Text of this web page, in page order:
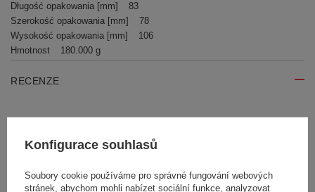
Długość opakowania [mm]
83
Szerokość opakowania [mm]
78
Wysokość opakowania [mm]
106
Hmotnost
180.000 g
RECENZE
5/5
Konfigurace souhlasů
Soubory cookie používáme pro správné fungování webových
stránek, abychom mohli nabízet sociální funkce, analyzovat